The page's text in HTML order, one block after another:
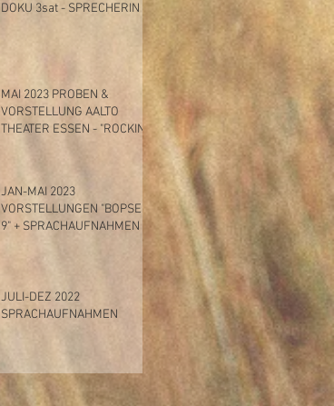
DOKU 3sat - SPRECHERIN
MAI 2023 PROBEN &
VORSTELLUNG AALTO
THEATER ESSEN - "ROCKIN'
JAN-MAI 2023
VORSTELLUNGEN "BOPSER
9" + SPRACHAUFNAHMEN
JULI-DEZ 2022
SPRACHAUFNAHMEN